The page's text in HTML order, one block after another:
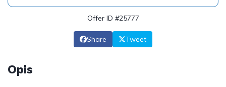
Offer ID #25777
Share Tweet
Opis